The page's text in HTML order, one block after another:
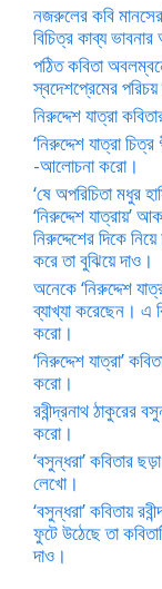
নজরুলের কবি
বিচিত্র কাব্য
পঠিত কবিতা
স্বদেশপ্রেমের
নিরুদ্দেশ যাত্রা
‘নিরুদ্দেশ যাত্রা
-আলোচনা করো।
‘ষে অপরিচিতা মধুর
‘নিরুদ্দেশ যাত্রায়’
নিরুদ্দেশের দিকে
করে তা বুঝিয়ে দাও।
অনেকে ‘নিরুদ্দেশ
ব্যাখ্যা করেছেন। এ
করো।
‘নিরুদ্দেশ যাত্রা’
করো।
রবীন্দ্রনাথ ঠাকুরের
করো।
‘বসুন্ধরা’ কবিতার
লেখো।
‘বসুন্ধরা’ কবিতায়
ফুটে উঠেছে তা
দাও।